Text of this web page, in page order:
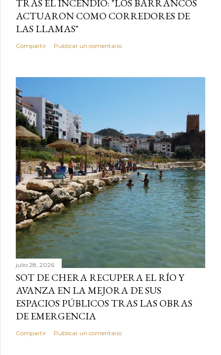
TRAS EL INCENDIO: "LOS BARRANCOS
ACTUARON COMO CORREDORES DE
LAS LLAMAS"
Compartir Publicar un comentario
julio 28, 2026
SOT DE CHERA RECUPERA EL RÍO Y
AVANZA EN LA MEJORA DE SUS
ESPACIOS PÚBLICOS TRAS LAS OBRAS
DE EMERGENCIA
Compartir Publicar un comentario